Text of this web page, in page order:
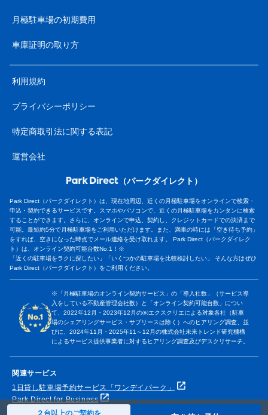
２台以上のご契約を
月極駐車場の初期費用
車庫証明の取り方
利用規約
プライバシーポリシー
特定商取引法に関する表記
運営会社
（パークダイレクト）
Park Direct（パークダイレクト）は、現在地周辺、近くの月極駐車場をオンラインで検索・
申込・契約できるサービスです。スマホやパソコンで、近くの月極駐車場をカンタンに検索
することができます。さらに、オンラインで申込、契約し、クレジットカードでの決済まで
可能。最短約5分で月極駐車場をご利用いただけます。また、満車の時には「空き待ち予約」
をすれば、空きになった時点でメール連絡を受け取れます。 Park Direct（パークダイレク
ト）は、オンライン契約可能台数No.1！※
「近くの駐車場をラクに探したい」「いくつかの駐車場を比較検討したい」 そんな方はぜひ
Park Direct（パークダイレクト）をご利用ください。
※「月極駐車場のオンライン契約サービス」の「導入社数」（サービス導
入をしている不動産管理会社数）と「オンライン契約可能台数」につい
て、2022年12月・2023年12月の㈱エクスクリエによる対象各社（駐車
場のシェアリングサービス・サブリースは除く）へのヒアリング調査、並
びに、2024年11月・2025年11～12月の株式会社未来トレンド研究機構
によるサービス提供事業者に対するヒアリング調査及びデスクリサーチ。
関連サービス
1日貸し駐車場予約サービス「ワンデイパーク」
Park Direct for Business